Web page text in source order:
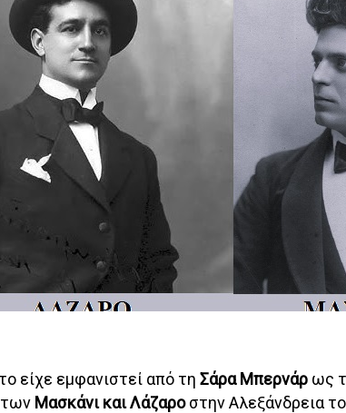
εμφανιστεί από τη Σάρα Μπερνάρως
των Μασκάνι και Λάζαροστην Αλεξάνδρεια